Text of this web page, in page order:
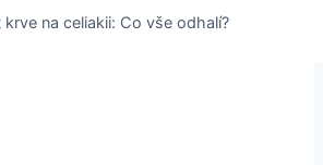
krve na celiakii: Co vše odhalí?